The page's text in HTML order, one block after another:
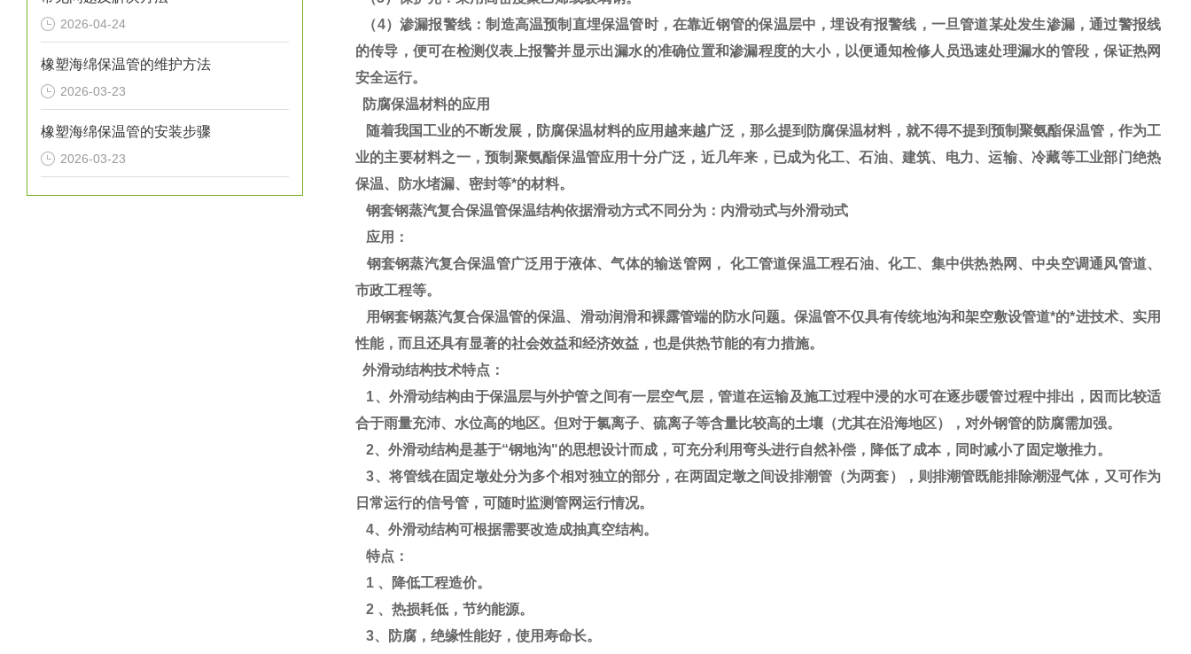
2026-04-24
橡塑海绵保温管的维护方法
2026-03-23
橡塑海绵保温管的安装步骤
2026-03-23
（4）渗漏报警线：制造高温预制直埋保温管时，在靠近钢管的保温层中，埋设有报警线，一旦管道某处发生渗漏，通过警报线
的传导，便可在检测仪表上报警并显示出漏水的准确位置和渗漏程度的大小，以便通知检修人员迅速处理漏水的管段，保证热网
安全运行。
防腐保温材料的应用
随着我国工业的不断发展， 防腐保温材料的应用越来越广泛，那么提到防腐保温材料，就不得不提到预制聚氨酯保温管，作为工
业的主要材料之一，预制聚氨酯保温管应用十分广泛，近几年来，已成为化工、石油、建筑、电力、运输、冷藏等工业部门绝热
保温、防水堵漏、密封等*的材料。
钢套钢蒸汽复合保温管保温结构依据滑动方式不同分为：内滑动式与外滑动式
应用：
钢套钢蒸汽复合保温管广泛用于液体、气体的输送管网， 化工管道保温工程石油、化工、集中供热热网、中央空调通风管道、
市政工程等。
用钢套钢蒸汽复合保温管的保温、滑动润滑和裸露管端的防水问题。保温管不仅具有传统地沟和架空敷设管道*的*进技术、实用
性能，而且还具有显著的社会效益和经济效益，也是供热节能的有力措施。
外滑动结构技术特点：
1、外滑动结构由于保温层与外护管之间有一层空气层，管道在运输及施工过程中浸的水可在逐步暖管过程中排出，因而比较适
合于雨量充沛、水位高的地区。但对于氯离子、硫离子等含量比较高的土壤（尤其在沿海地区），对外钢管的防腐需加强。
2、外滑动结构是基于“钢地沟"的思想设计而成，可充分利用弯头进行自然补偿，降低了成本，同时减小了固定墩推力。
3、将管线在固定墩处分为多个相对独立的部分，在两固定墩之间设排潮管（为两套），则排潮管既能排除潮湿气体，又可作为
日常运行的信号管，可随时监测管网运行情况。
4、外滑动结构可根据需要改造成抽真空结构。
特点：
1 、降低工程造价。
2 、热损耗低，节约能源。
3、防腐，绝缘性能好，使用寿命长。